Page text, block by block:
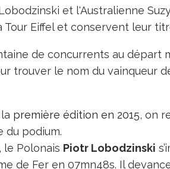
et l'Australienne
Tour Eiffel et conservent leur
de concurrents au départ
trouver le nom du vainqueur
première édition en 2015, on
du podium.
le Polonais Piotr Lobodzinski
de Fer en 07mn48s. Il